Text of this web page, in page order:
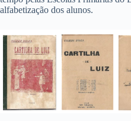
alfabetização dos alunos.